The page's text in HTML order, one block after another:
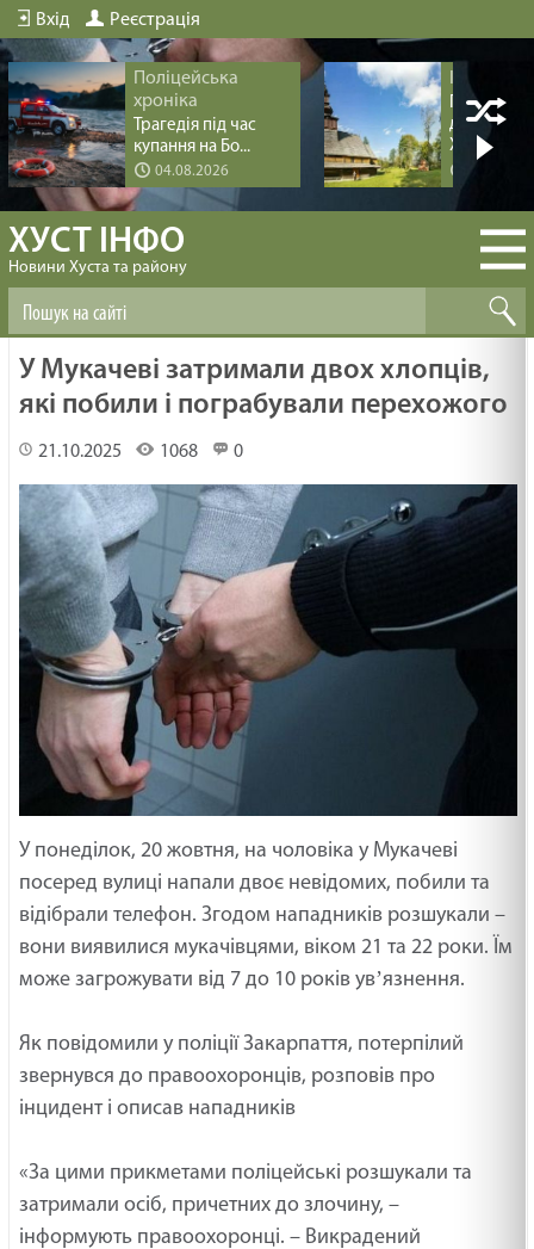
Вхід Реєстрація
Поліцейська
хроніка
Трагедія під час
купання на Бо...
04.08.2026
Перлина
Хус...
ХУСТ ІНФО
Новини Хуста та району
У Мукачеві затримали двох хлопців,
які побили і пограбували перехожого
21.10.2025 1068 0
У понеділок, 20 жовтня, на чоловіка у Мукачеві
посеред вулиці напали двоє невідомих, побили та
відібрали телефон. Згодом нападників розшукали –
вони виявилися мукачівцями, віком 21 та 22 роки. Їм
може загрожувати від 7 до 10 років увʼязнення.
Як повідомили у поліції Закарпаття, потерпілий
звернувся до правоохоронців, розповів про
інцидент і описав нападників
«За цими прикметами поліцейські розшукали та
затримали осіб, причетних до злочину, –
інформують правоохоронці. – Викрадений